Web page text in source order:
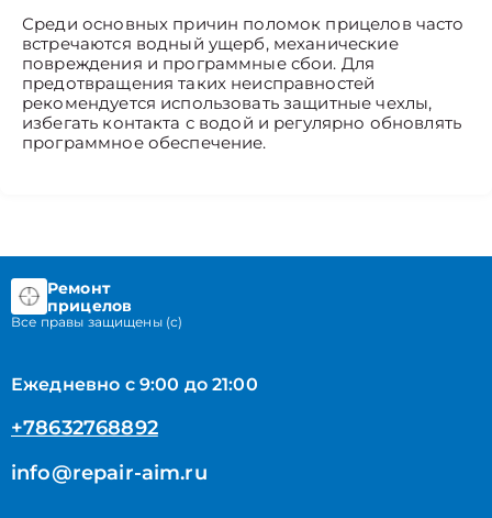
Среди основных причин поломок прицелов часто
встречаются водный ущерб, механические
повреждения и программные сбои. Для
предотвращения таких неисправностей
рекомендуется использовать защитные чехлы,
избегать контакта с водой и регулярно обновлять
программное обеспечение.
Ремонт
прицелов
Все правы защищены (с)
Ежедневно с 9:00 до 21:00
+78632768892
info@repair-aim.ru